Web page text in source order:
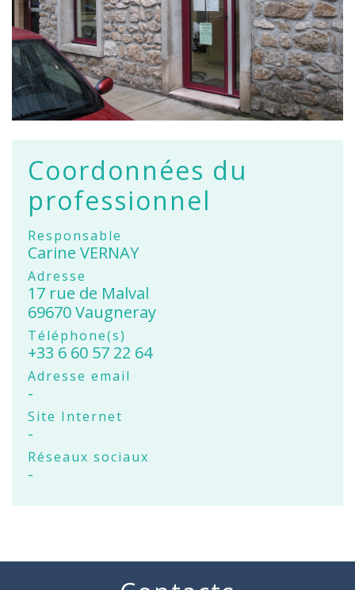
Coordonnées du
professionnel
Responsable
Carine VERNAY
Adresse
17 rue de Malval
69670 Vaugneray
Téléphone(s)
+33 6 60 57 22 64
Adresse email
-
Site Internet
-
Réseaux sociaux
-